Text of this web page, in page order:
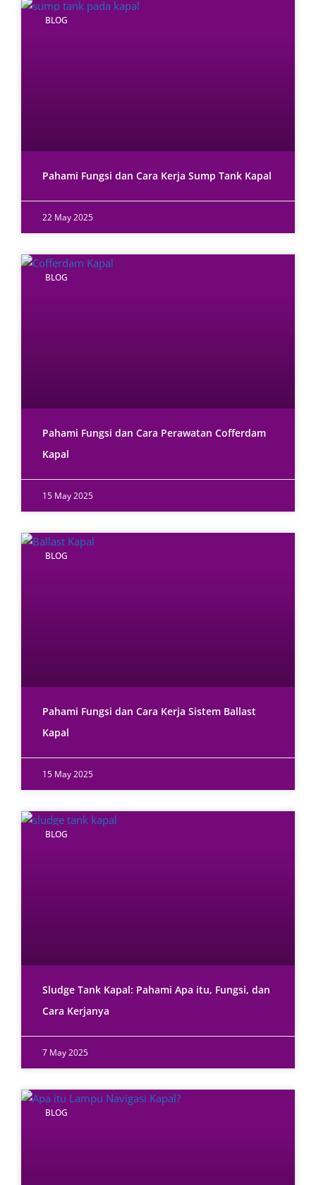
BLOG
Pahami Fungsi dan Cara Kerja Sump Tank Kapal
22 May 2025
BLOG
Pahami Fungsi dan Cara Perawatan Cofferdam
Kapal
15 May 2025
BLOG
Pahami Fungsi dan Cara Kerja Sistem Ballast
Kapal
15 May 2025
BLOG
Sludge Tank Kapal: Pahami Apa itu, Fungsi, dan
Cara Kerjanya
7 May 2025
BLOG